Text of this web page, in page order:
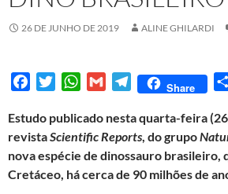
26 DE JUNHO DE 2019 ALINE GHILARDI
c
e
b
o
i
t
t
e
W
a
t
s
A
G
a
i
l
T
l
e
g
r
Share
Estudo publicado nesta quarta-feira
revistaScientific Reports, do grupo
nova espécie de dinossauro brasileiro,
Cretáceo, há cerca de 90 milhões de